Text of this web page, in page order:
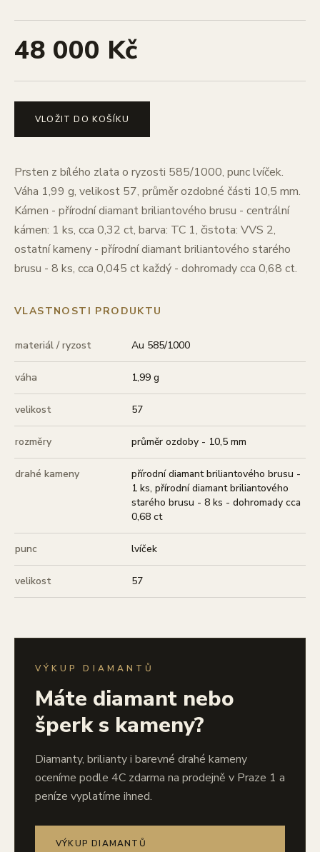
48 000 Kč
VLOŽIT DO KOŠÍKU
Prsten z bílého zlata o ryzosti 585/1000, punc lvíček.
Váha 1,99 g, velikost 57, průměr ozdobné části 10,5 mm.
Kámen - přírodní diamant briliantového brusu - centrální
kámen: 1 ks, cca 0,32 ct, barva: TC 1, čistota: VVS 2,
ostatní kameny - přírodní diamant briliantového starého
brusu - 8 ks, cca 0,045 ct každý - dohromady cca 0,68 ct.
VLASTNOSTI PRODUKTU
materiál / ryzost Au 585/1000
váha 1,99 g
velikost 57
rozměry průměr ozdoby - 10,5 mm
drahé kameny
přírodní diamant briliantového brusu -
1 ks, přírodní diamant briliantového
starého brusu - 8 ks - dohromady cca
0,68 ct
punc lvíček
velikost 57
VÝKUP DIAMANTŮ
Máte diamant nebo
šperk s kameny?
Diamanty, brilianty i barevné drahé kameny
oceníme podle 4C zdarma na prodejně v Praze 1 a
peníze vyplatíme ihned.
VÝKUP DIAMANTŮ